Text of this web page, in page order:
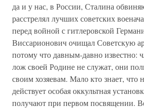
да и у нас, в России, Сталина
расстрелял лучших советских
перед войной с гитлеровской
Виссарионович очищал Советскую
потому что давным-давно известно:
лож своей Родине не служат, они
своим хозяевам. Мало кто знает, что
действует особая оккультная
получают при первом посвящении.